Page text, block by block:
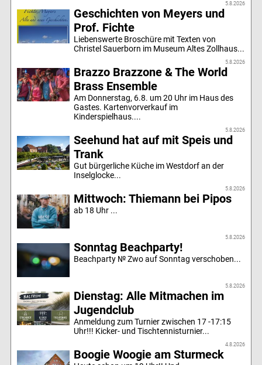
5.8.2026
Geschichten von Meyers und
Prof. Fichte
Liebenswerte Broschüre mit Texten von
Christel Sauerborn im Museum Altes Zollhaus...
5.8.2026
Brazzo Brazzone & The World
Brass Ensemble
Am Donnerstag, 6.8. um 20 Uhr im Haus des
Gastes. Kartenvorverkauf im
Kinderspielhaus....
5.8.2026
Seehund hat auf mit Speis und
Trank
Gut bürgerliche Küche im Westdorf an der
Inselglocke...
5.8.2026
Mittwoch: Thiemann bei Pipos
ab 18 Uhr ...
5.8.2026
Sonntag Beachparty!
Beachparty № Zwo auf Sonntag verschoben...
5.8.2026
Dienstag: Alle Mitmachen im
Jugendclub
Anmeldung zum Turnier zwischen 17 -17:15
Uhr!!! Kicker- und Tischtennisturnier...
4.8.2026
Boogie Woogie am Sturmeck